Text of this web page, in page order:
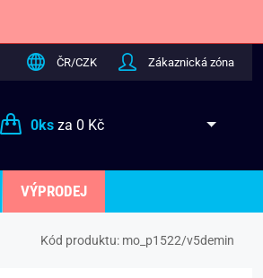
ČR/CZK Zákaznická zóna
0ksza 0 Kč
VÝPRODEJ
Kód produktu: mo_p1522/v5demin